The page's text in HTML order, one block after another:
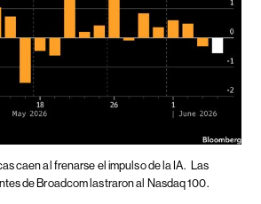
caen al frenarse el impulso de la IA.
Las
de Broadcom lastraron al Nasdaq 100.